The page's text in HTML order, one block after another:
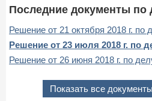
Последние документы по
Решение от 21 октября 2018 г.
Решение от 23 июля 2018 г. по
Решение от 26 июня 2018 г. по
Показать все